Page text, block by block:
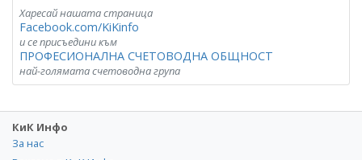
Харесай нашата страница
Facebook.com/KiKinfo
и се присъедини към
ПРОФЕСИОНАЛНА СЧЕТОВОДНА ОБЩНОСТ
най-голямата счетоводна група
КиК Инфо
За нас